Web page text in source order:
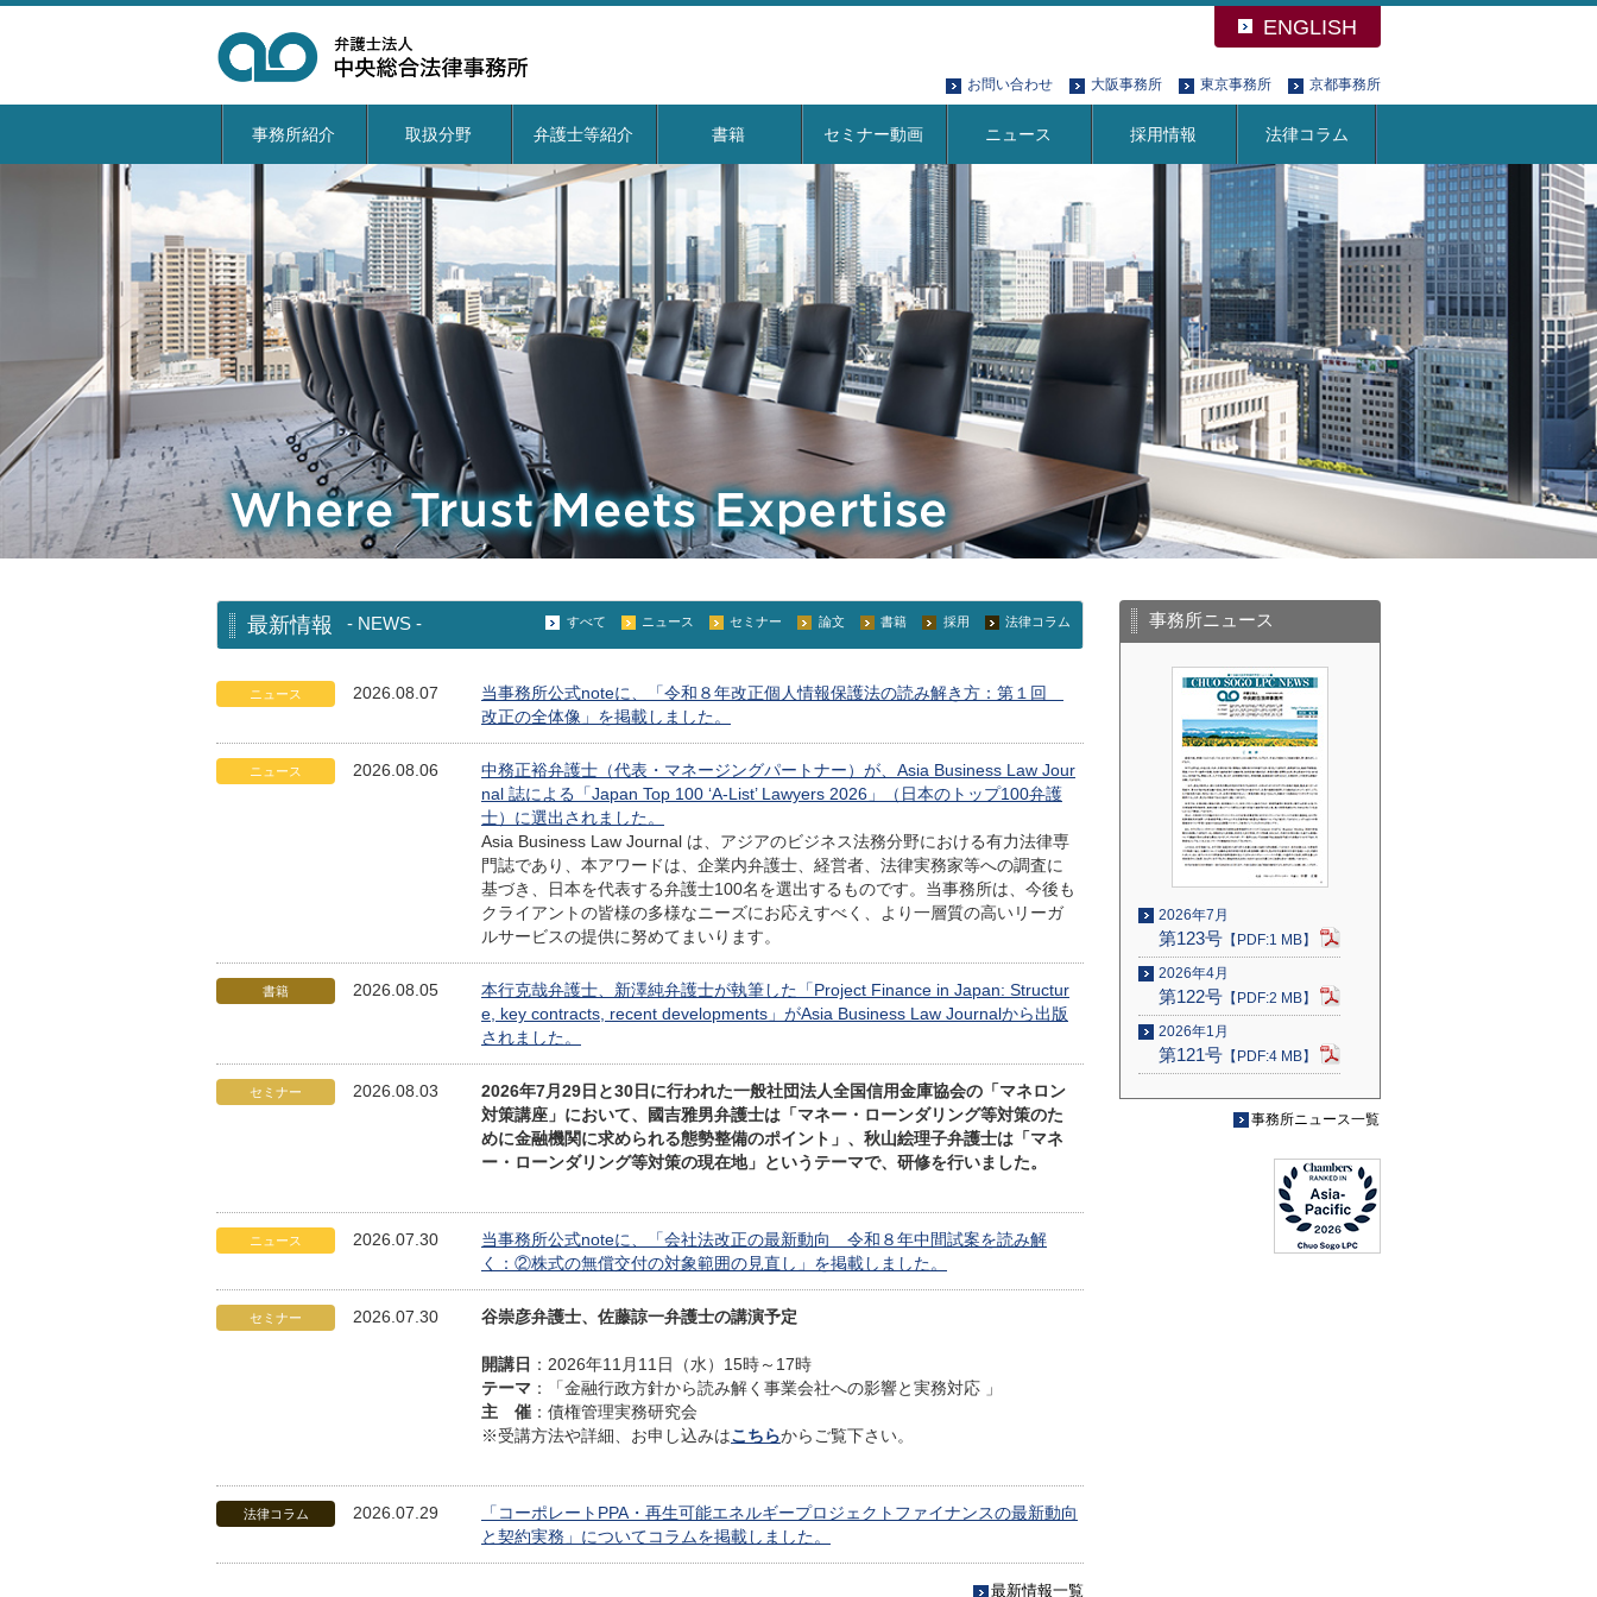
ENGLISH
お問い合わせ 大阪事務所 東京事務所 京都事務所
事務所紹介 取扱分野 弁護士等紹介 書籍 セミナー動画 ニュース 採用情報 法律コラム
最新情報 - NEWS - すべて ニュース セミナー 論文 書籍 採用 法律コラム
ニュース 2026.08.07
当事務所公式noteに、「令和８年改正個人情報保護法の読み解き方：第１回
改正の全体像」を掲載しました。
ニュース 2026.08.06
中務正裕弁護士（代表・マネージングパートナー）が、Asia Business Law Jour
nal 誌による「Japan Top 100 ‘A-List’ Lawyers 2026」（日本のトップ100弁護
士）に選出されました。
Asia Business Law Journal は、アジアのビジネス法務分野における有力法律専
門誌であり、本アワードは、企業内弁護士、経営者、法律実務家等への調査に
基づき、日本を代表する弁護士100名を選出するものです。当事務所は、今後も
クライアントの皆様の多様なニーズにお応えすべく、より一層質の高いリーガ
ルサービスの提供に努めてまいります。
書籍 2026.08.05
本行克哉弁護士、新澤純弁護士が執筆した「Project Finance in Japan: Structur
e, key contracts, recent developments」がAsia Business Law Journalから出版
されました。
セミナー 2026.08.03
2026年7月29日と30日に行われた一般社団法人全国信用金庫協会の「マネロン
対策講座」において、國吉雅男弁護士は「マネー・ローンダリング等対策のた
めに金融機関に求められる態勢整備のポイント」、秋山絵理子弁護士は「マネ
ー・ローンダリング等対策の現在地」というテーマで、研修を行いました。
ニュース 2026.07.30
当事務所公式noteに、「会社法改正の最新動向 令和８年中間試案を読み解
く：②株式の無償交付の対象範囲の見直し」を掲載しました。
セミナー 2026.07.30 谷崇彦弁護士、佐藤諒一弁護士の講演予定
開講日 ：2026年11月11日（水）15時～17時
テーマ ：「金融行政方針から読み解く事業会社への影響と実務対応 」
主 催 ：債権管理実務研究会
※受講方法や詳細、お申し込みはこちらからご覧下さい。
法律コラム 2026.07.29
「コーポレートPPA・再生可能エネルギープロジェクトファイナンスの最新動向
と契約実務」についてコラムを掲載しました。
最新情報一覧
事務所ニュース
2026年7月
第123号 【PDF:1 MB】
2026年4月
第122号 【PDF:2 MB】
2026年1月
第121号 【PDF:4 MB】
事務所ニュース一覧